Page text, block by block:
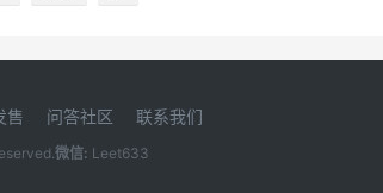
售 问答社区 联系我们
微信: Leet633